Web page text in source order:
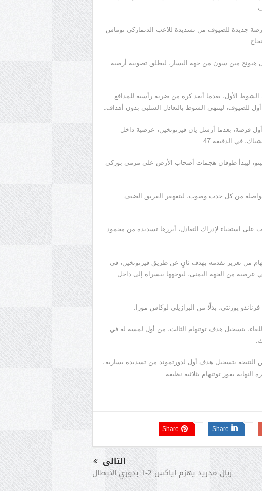
جديدة للضيوف من تسديدة للاعب الدنماركي توماس
توتنهام، في الدقيقة 35، بعدما توغل هيونج مين سون من جهة اليسار، ليطلق تصويبة أرضية
الأول، بعدما أبعد كرة من ضربة رأسية للمدافع
لينتهي الشوط بالتعادل السلبي بدون أهداف.
فرصة، بعدما أرسل يان فيرتونخين، عرضية داخل
في الدقيقة 47.
ليبدأ طوفان هجمات أصحاب الأرض على مرمى بوركي
من كل حدب وصوب، ليتقهقر الفريق الضيف
استحياء لإدراك التعادل، أبرزها تسديدة من محمود
بـ7 دقائق، تمكن توتنهام من تعزيز تقدمه بهدف ثانٍ عن طريق فيرتونخين، في
عرضية من الجهة اليمنى، ليوجهها بيسراه إلى داخل
يورنتي، بدلًا من البرازيلي لوكاس مورا.
بتسجيل هدف توتنهام الثالث، من أول لمسة له في
النتيجة بتسجيل هدف أول لدورتموند من تسديدة يسارية،
بفوز توتنهام بثلاثية نظيفة.
Share
Share
التالى
ريال مدريد يهزم أياكس 2-1 بدوري الأبطال